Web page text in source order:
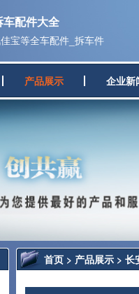
配件大全
宝等全车配件_拆车件
产品展示 企业新
首页 > 产品展示 > 长